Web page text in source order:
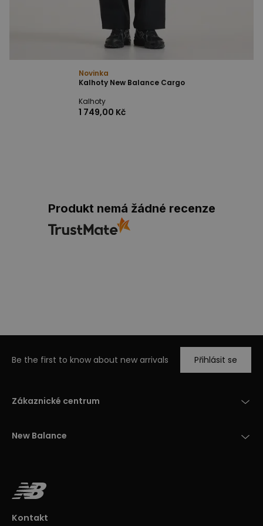
Novinka
Kalhoty New Balance Cargo
Kalhoty
1 749,00 Kč
Produkt nemá žádné recenze
Be the first to know about new arrivals Přihlásit se
Zákaznické centrum
New Balance
Kontakt